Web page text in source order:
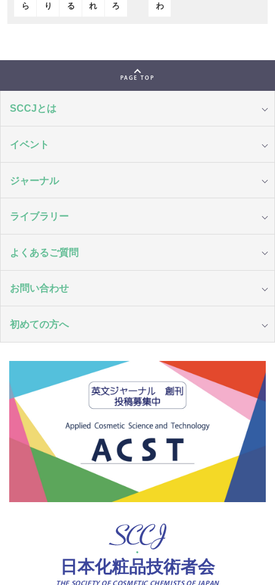
ら り る れ ろ わ
PAGE TOP
SCCJとは
イベント
ジャーナル
ライブラリー
よくあるご質問
お問い合わせ
初めての方へ
日本化粧品技術者会
THE SOCIETY OF COSMETIC CHEMISTS OF JAPAN